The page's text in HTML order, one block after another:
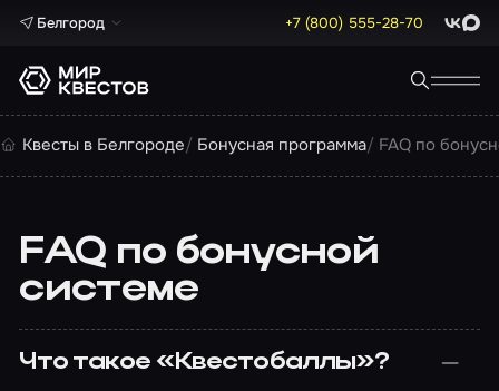
Белгород +7 (800) 555-28-70 Max
Квесты в Белгороде Бонусная программа FAQ по
FAQ по бонусной
системе
Что такое «Квестобаллы»?